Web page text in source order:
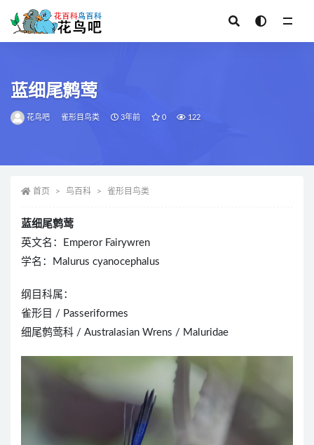
蓝细尾鹩莺
花鸟吧 雀形目鸟类 3年前 0 122
首页 鸟百科 雀形目鸟类
蓝细尾鹩莺
英文名：Emperor Fairywren
学名：Malurus cyanocephalus
纲目科属：
雀形目 / Passeriformes
细尾鹩莺科 / Australasian Wrens / Maluridae